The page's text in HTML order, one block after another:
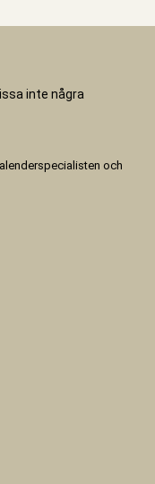
inte några
och